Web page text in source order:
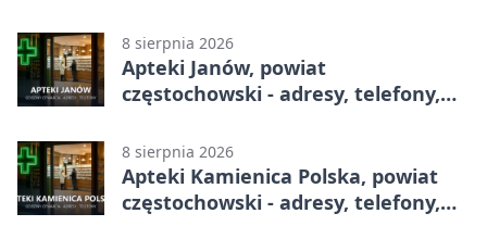
8 sierpnia 2026
Apteki Janów, powiat
częstochowski - adresy, telefony,
8 sierpnia 2026
Apteki Kamienica Polska, powiat
częstochowski - adresy, telefony,